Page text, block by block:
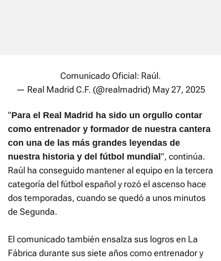
Comunicado Oficial: Raúl.
— Real Madrid C.F. (@realmadrid) May 27, 2025
"Para el Real Madrid ha sido un orgullo contar
como entrenador y formador de nuestra cantera
con una de las más grandes leyendas de
nuestra historia y del fútbol mundial ", continúa.
Raúl ha conseguido mantener al equipo en la tercera
categoría del fútbol español y rozó el ascenso hace
dos temporadas, cuando se quedó a unos minutos
de Segunda.
El comunicado también ensalza sus logros en La
Fábrica durante sus siete años como entrenador y